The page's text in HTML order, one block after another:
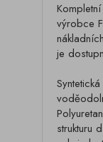
výrobce
je
strukturu